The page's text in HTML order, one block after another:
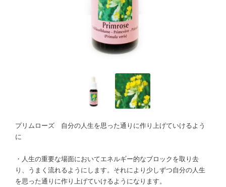
プリムローズ 自分の人生を思った通りに作り上げていけるよう
に
・人生の重要な場面においてエネルギー的なブロックを取り去
り、うまく流れるようにします。それにより少しずつ自分の人生
を思った通りに作り上げていけるようになります。